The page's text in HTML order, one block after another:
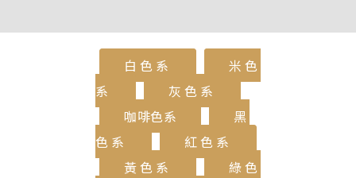
白色系
米色
系
灰色系
咖啡色系
黑
色系
紅色系
黃色系
綠色